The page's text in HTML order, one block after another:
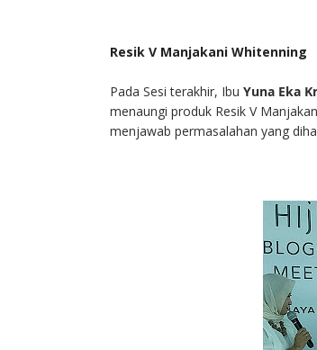
Resik V Manjakani Whitenning
Pada Sesi terakhir, Ibu Yuna Eka
menaungi produk Resik V
menjawab permasalahan yang